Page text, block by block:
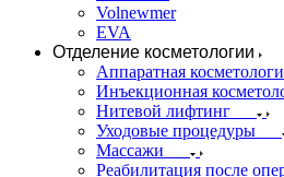
Volnewmer
EVA
Отделение косметологии
Аппаратная
Инъекционная
Нитевой лифтинг
Уходовые процедуры
Массажи
Реабилитация после